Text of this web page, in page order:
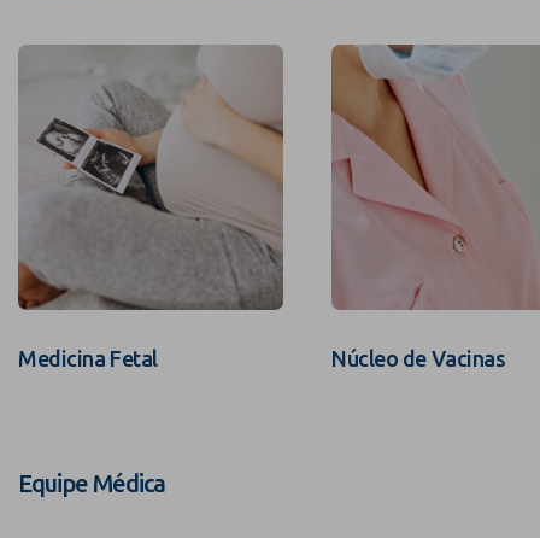
Medicina Fetal Núcleo de Vacinas
Equipe Médica